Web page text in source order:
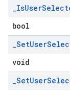
_IsUser
bool
_SetUser
void
_SetUser